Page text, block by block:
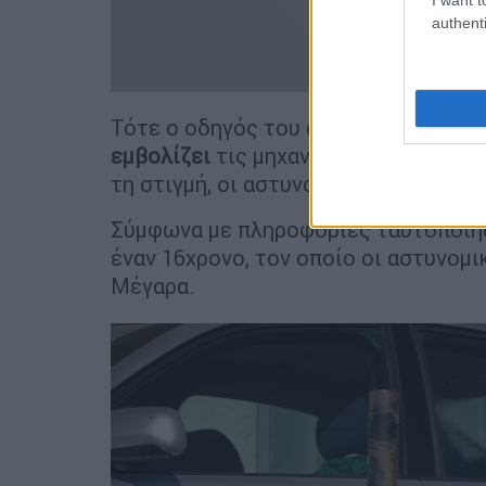
Τότε ο οδηγός του αυτοκινήτου
εμβολίζει τις μηχανές
τη στιγμή, οι αστυνομικοί άνοιξαν
Σύμφωνα με πληροφορίες
έναν 16χρονο, τον οποίο οι
Μέγαρα.